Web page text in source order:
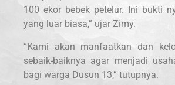
100 ekor bebek petelur. Ini bukti
yang luar biasa,” ujar Zimy.
“Kami akan manfaatkan dan
sebaik-baiknya agar menjadi
bagi warga Dusun 13,” tutupnya.